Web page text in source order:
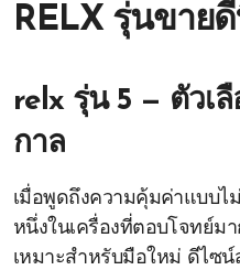
RELX รุ่นขาย
relx รุ่น 5 — ตัวเ
กาล
เมื่อพูดถึงความคุ้มค่าแบบไ
หนึ่งในเครื่องที่ตอบโจทย์ม
เหมาะสำหรับมือใหม่ ดีไซ